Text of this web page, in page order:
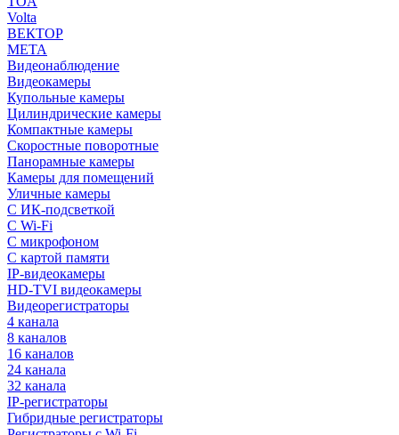
Volta
ВЕКТОР
МЕТА
Видеонаблюдение
Видеокамеры
Купольные камеры
Цилиндрические камеры
Компактные камеры
Скоростные поворотные
Панорамные камеры
Камеры для помещений
Уличные камеры
С ИК-подсветкой
С Wi-Fi
С микрофоном
С картой памяти
IP-видеокамеры
HD-TVI видеокамеры
Видеорегистраторы
4 канала
8 каналов
16 каналов
24 канала
32 канала
IP-регистраторы
Гибридные регистраторы